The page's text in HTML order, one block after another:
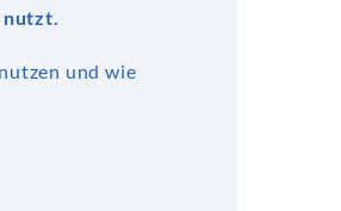
nutzt.
und wie